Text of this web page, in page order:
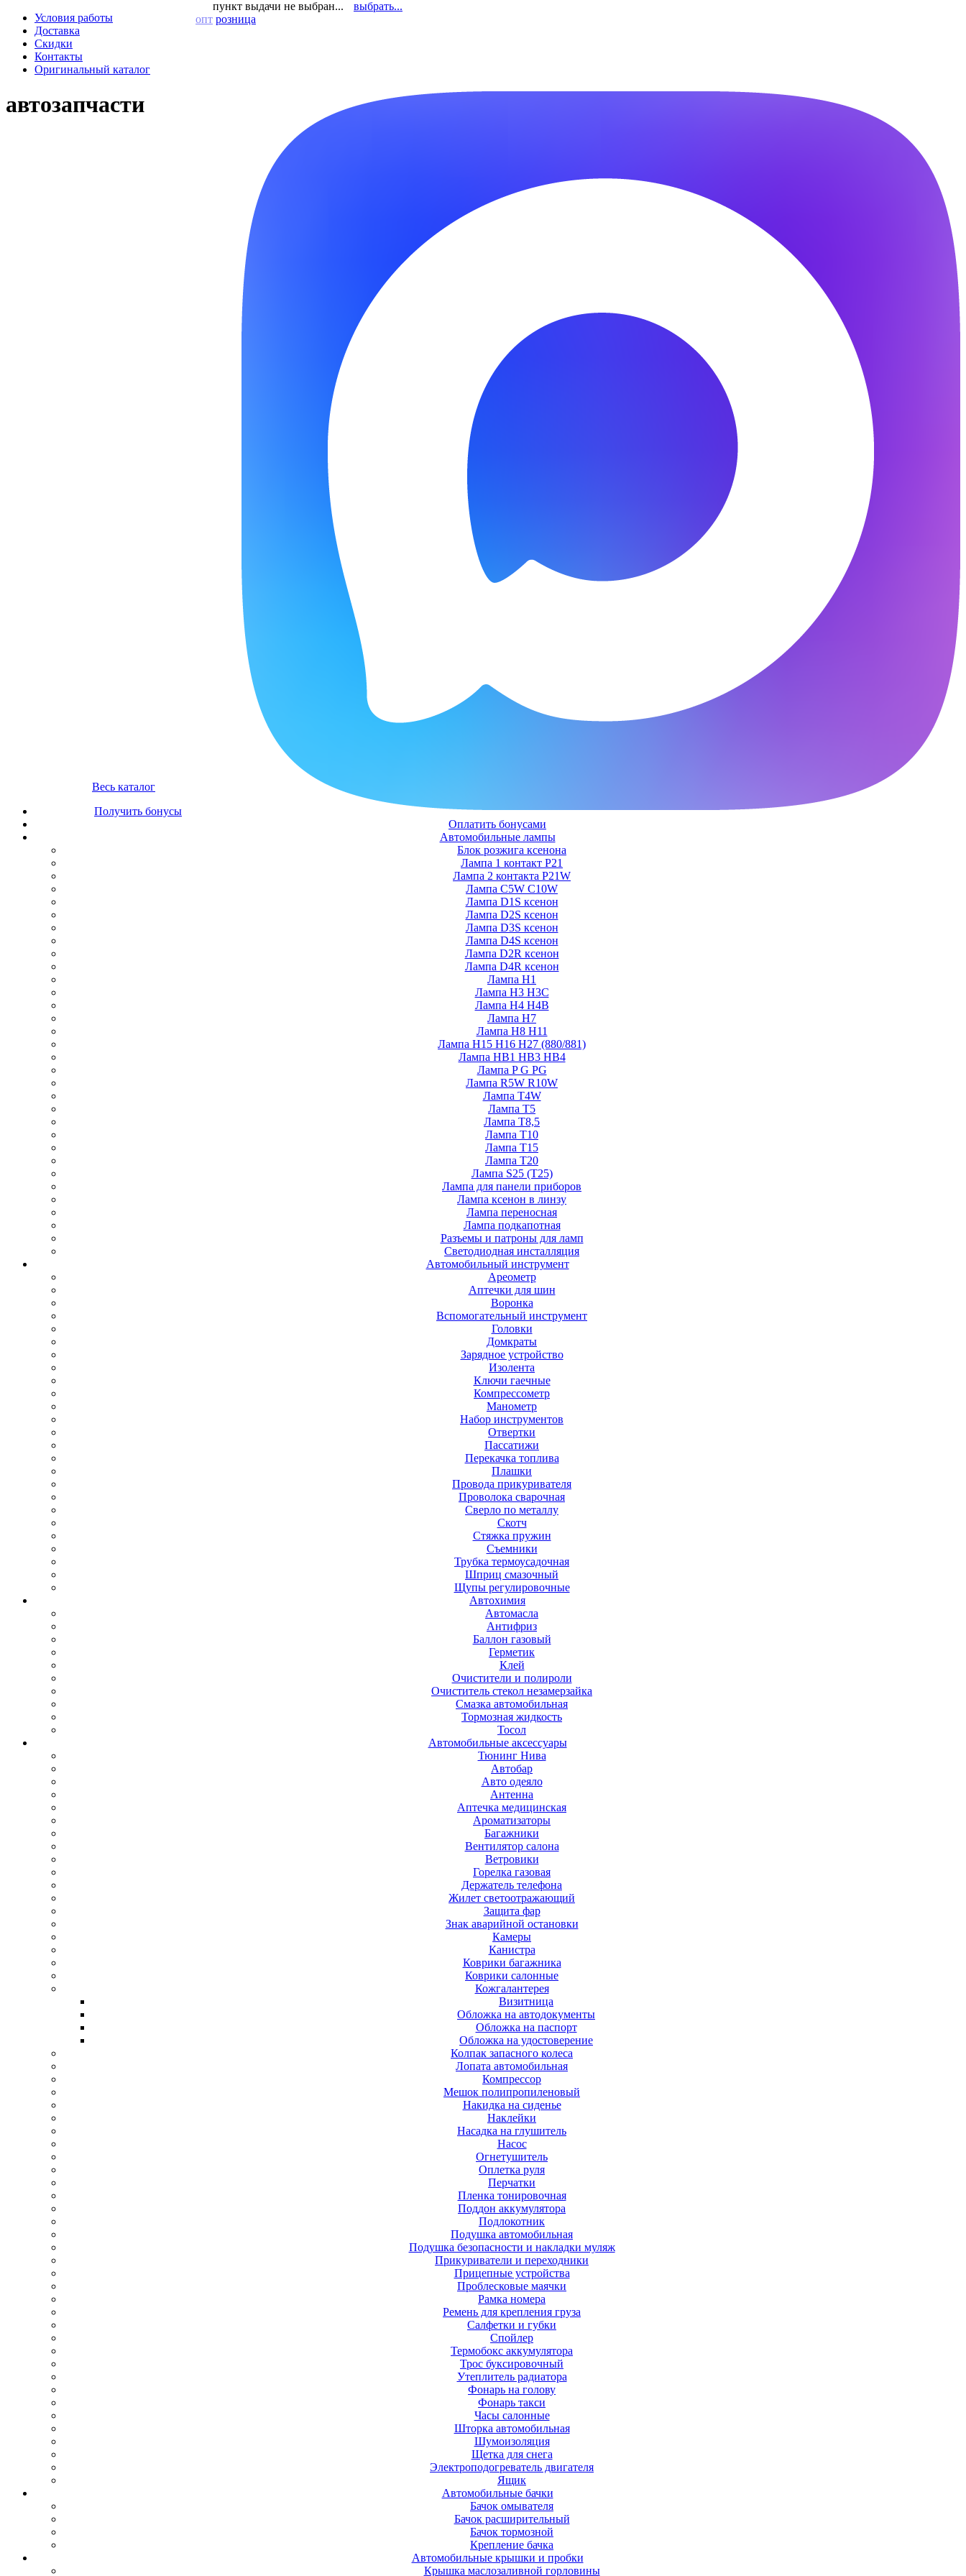
Условия работы
Доставка
Скидки
Контакты
Оригинальный каталог
пункт выдачи не выбран...
выбрать...
опт розница
автозапчасти
Весь каталог
Получить бонусы
Оплатить бонусами
Автомобильные лампы
Блок розжига ксенона
Лампа 1 контакт P21
Лампа 2 контакта P21W
Лампа C5W C10W
Лампа D1S ксенон
Лампа D2S ксенон
Лампа D3S ксенон
Лампа D4S ксенон
Лампа D2R ксенон
Лампа D4R ксенон
Лампа H1
Лампа H3 H3C
Лампа H4 H4B
Лампа H7
Лампа H8 H11
Лампа H15 H16 H27 (880/881)
Лампа HB1 HB3 HB4
Лампа P G PG
Лампа R5W R10W
Лампа T4W
Лампа T5
Лампа T8,5
Лампа T10
Лампа T15
Лампа T20
Лампа S25 (T25)
Лампа для панели приборов
Лампа ксенон в линзу
Лампа переносная
Лампа подкапотная
Разъемы и патроны для ламп
Светодиодная инсталляция
Автомобильный инструмент
Ареометр
Аптечки для шин
Воронка
Вспомогательный инструмент
Головки
Домкраты
Зарядное устройство
Изолента
Ключи гаечные
Компрессометр
Манометр
Набор инструментов
Отвертки
Пассатижи
Перекачка топлива
Плашки
Провода прикуривателя
Проволока сварочная
Сверло по металлу
Скотч
Стяжка пружин
Съемники
Трубка термоусадочная
Шприц смазочный
Щупы регулировочные
Автохимия
Автомасла
Антифриз
Баллон газовый
Герметик
Клей
Очистители и полироли
Очиститель стекол незамерзайка
Смазка автомобильная
Тормозная жидкость
Тосол
Автомобильные аксессуары
Тюнинг Нива
Автобар
Авто одеяло
Антенна
Аптечка медицинская
Ароматизаторы
Багажники
Вентилятор салона
Ветровики
Горелка газовая
Держатель телефона
Жилет светоотражающий
Защита фар
Знак аварийной остановки
Камеры
Канистра
Коврики багажника
Коврики салонные
Кожгалантерея
Визитница
Обложка на автодокументы
Обложка на паспорт
Обложка на удостоверение
Колпак запасного колеса
Лопата автомобильная
Компрессор
Мешок полипропиленовый
Накидка на сиденье
Наклейки
Насадка на глушитель
Насос
Огнетушитель
Оплетка руля
Перчатки
Пленка тонировочная
Поддон аккумулятора
Подлокотник
Подушка автомобильная
Подушка безопасности и накладки муляж
Прикуриватели и переходники
Прицепные устройства
Проблесковые маячки
Рамка номера
Ремень для крепления груза
Салфетки и губки
Спойлер
Термобокс аккумулятора
Трос буксировочный
Утеплитель радиатора
Фонарь на голову
Фонарь такси
Часы салонные
Шторка автомобильная
Шумоизоляция
Щетка для снега
Электроподогреватель двигателя
Ящик
Автомобильные бачки
Бачок омывателя
Бачок расширительный
Бачок тормозной
Крепление бачка
Автомобильные крышки и пробки
Крышка маслозаливной горловины